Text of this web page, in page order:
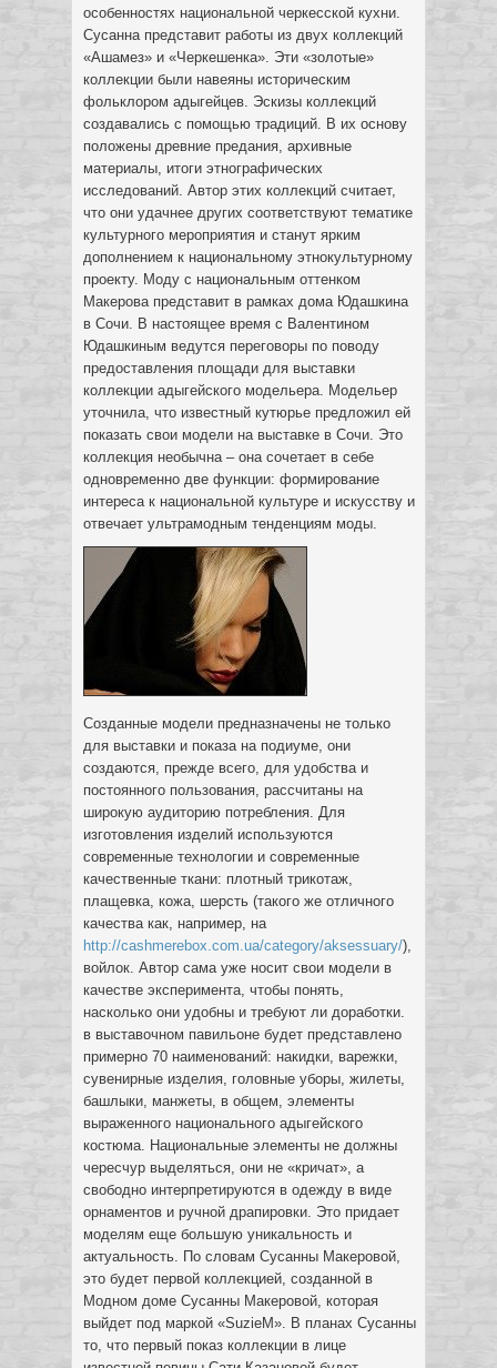
особенностях национальной черкесской кухни.
Сусанна представит работы из двух коллекций
«Ашамез» и «Черкешенка». Эти «золотые»
коллекции были навеяны историческим
фольклором адыгейцев. Эскизы коллекций
создавались с помощью традиций. В их основу
положены древние предания, архивные
материалы, итоги этнографических
исследований. Автор этих коллекций считает,
что они удачнее других соответствуют тематике
культурного мероприятия и станут ярким
дополнением к национальному этнокультурному
проекту. Моду с национальным оттенком
Макерова представит в рамках дома Юдашкина
в Сочи. В настоящее время с Валентином
Юдашкиным ведутся переговоры по поводу
предоставления площади для выставки
коллекции адыгейского модельера. Модельер
уточнила, что известный кутюрье предложил ей
показать свои модели на выставке в Сочи. Это
коллекция необычна – она сочетает в себе
одновременно две функции: формирование
интереса к национальной культуре и искусству и
отвечает ультрамодным тенденциям моды.
Созданные модели предназначены не только
для выставки и показа на подиуме, они
создаются, прежде всего, для удобства и
постоянного пользования, рассчитаны на
широкую аудиторию потребления. Для
изготовления изделий используются
современные технологии и современные
качественные ткани: плотный трикотаж,
плащевка, кожа, шерсть (такого же отличного
качества как, например, на
http://cashmerebox.com.ua/category/aksessuary/),
войлок. Автор сама уже носит свои модели в
качестве эксперимента, чтобы понять,
насколько они удобны и требуют ли доработки.
в выставочном павильоне будет представлено
примерно 70 наименований: накидки, варежки,
сувенирные изделия, головные уборы, жилеты,
башлыки, манжеты, в общем, элементы
выраженного национального адыгейского
костюма. Национальные элементы не должны
чересчур выделяться, они не «кричат», а
свободно интерпретируются в одежду в виде
орнаментов и ручной драпировки. Это придает
моделям еще большую уникальность и
актуальность. По словам Сусанны Макеровой,
это будет первой коллекцией, созданной в
Модном доме Сусанны Макеровой, которая
выйдет под маркой «SuzieM». В планах Сусанны
то, что первый показ коллекции в лице